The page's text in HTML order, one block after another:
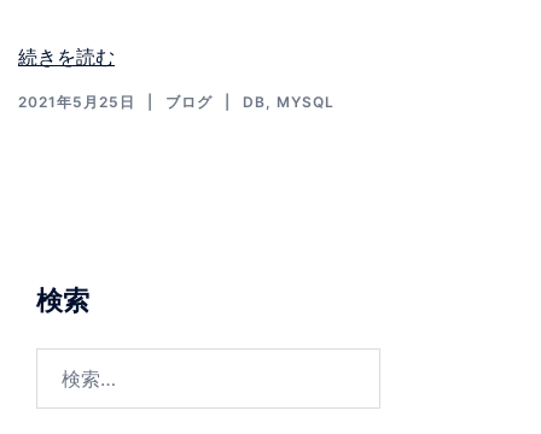
続きを読む
2021年5月25日 ブログ DB, MYSQL
検索